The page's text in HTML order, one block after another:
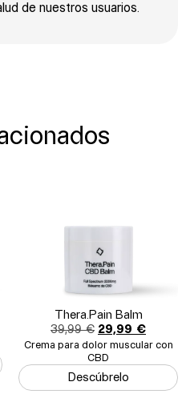
de nuestros usuarios.
Thera.Pain Balm
39,99€ 29,99 €
Crema para dolor muscular con
CBD
Descúbrelo